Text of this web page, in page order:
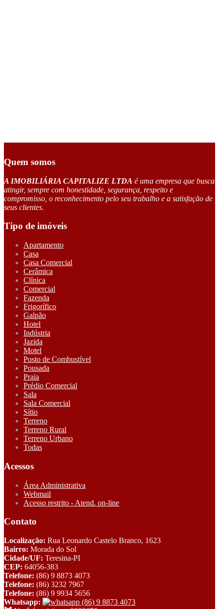
Quem somos
A IMOBILIÁRIA CAPITALIZE LTDA é uma empresa que busca
atingir, sempre com honestidade, segurança, respeito e
compromisso, o reconhecimento pelo seu trabalho e a satisfação de
seus clientes.
Tipo de imóveis
Apartamento
Casa
Casa Comercial
Cerâmica
Clínica
Comercial
Fazenda
Frigorífico
Galpão
Hotel
Indústria
Jazida
Motel
Posto de Combustível
Pousada
Praia
Prédio Comercial
Sala
Sala Comercial
Sítio
Terreno
Terreno Rural
Terreno Urbano
Todas
Acessos
Área Administrativa
Webmail
Acesso restrito - Atend. on-line
Contato
Localização: Rua Leonardo Castelo Branco, 1623
Bairro: Morada do Sol
Cidade/UF: Teresina-PI
CEP: 64056-383
Telefone: (86) 9 8873 4073
Telefone: (86) 3232 7967
Telefone: (86) 9 9934 5656
Whatsapp:
(86) 9 8873 4073